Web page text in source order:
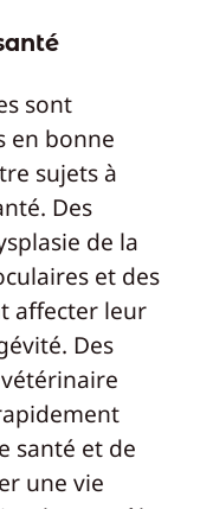
sont
en bonne
sujets à
Des
de la
et des
affecter leur
Des
santé et de
une vie